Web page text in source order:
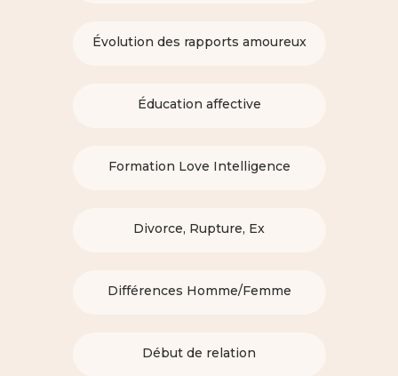
Évolution des rapports amoureux
Éducation affective
Formation Love Intelligence
Divorce, Rupture, Ex
Différences Homme/Femme
Début de relation